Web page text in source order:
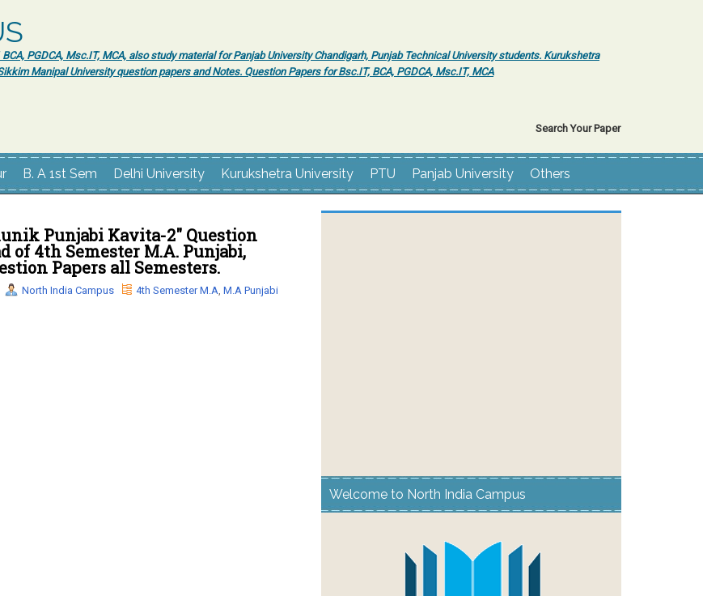
PGDCA, Msc.IT, MCA, also study material for Panjab University Chandigarh, Punjab Technical University students. Kurukshetra
Manipal University question papers and Notes. Question Papers for Bsc.IT, BCA, PGDCA, Msc.IT, MCA
Search Your Paper
B. A 1st Sem Delhi University Kurukshetra University PTU Panjab University Others
Punjabi Kavita-2" Question
of 4th Semester M.A. Punjabi,
Papers all Semesters.
North India Campus 4th Semester M.A, M.A Punjabi
Welcome to North India Campus